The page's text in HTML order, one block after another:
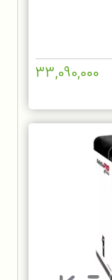
33,090,000